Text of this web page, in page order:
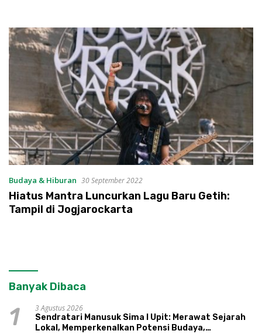
Budaya & Hiburan 30 September 2022
Hiatus Mantra Luncurkan Lagu Baru Getih:
Tampil di Jogjarockarta
Banyak Dibaca
1
3 Agustus 2026
Sendratari Manusuk Sima I Upit: Merawat Sejarah
Lokal, Memperkenalkan Potensi Budaya,